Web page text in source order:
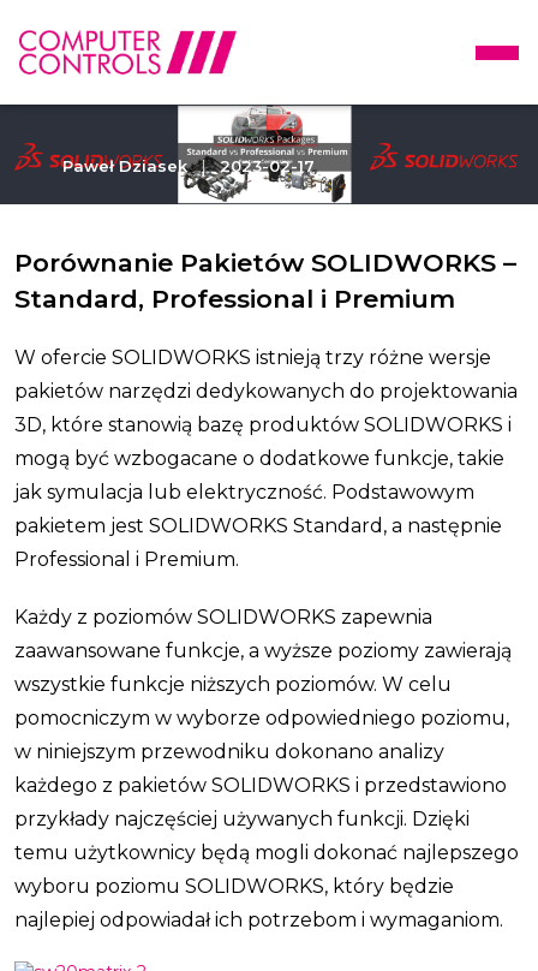
Paweł Dziasek | 2023-02-17
Porównanie Pakietów SOLIDWORKS –
Standard, Professional i Premium
W ofercie SOLIDWORKS istnieją trzy różne wersje
pakietów narzędzi dedykowanych do projektowania
3D, które stanowią bazę produktów SOLIDWORKS i
mogą być wzbogacane o dodatkowe funkcje, takie
jak symulacja lub elektryczność. Podstawowym
pakietem jest SOLIDWORKS Standard, a następnie
Professional i Premium.
Każdy z poziomów SOLIDWORKS zapewnia
zaawansowane funkcje, a wyższe poziomy zawierają
wszystkie funkcje niższych poziomów. W celu
pomocniczym w wyborze odpowiedniego poziomu,
w niniejszym przewodniku dokonano analizy
każdego z pakietów SOLIDWORKS i przedstawiono
przykłady najczęściej używanych funkcji. Dzięki
temu użytkownicy będą mogli dokonać najlepszego
wyboru poziomu SOLIDWORKS, który będzie
najlepiej odpowiadał ich potrzebom i wymaganiom.